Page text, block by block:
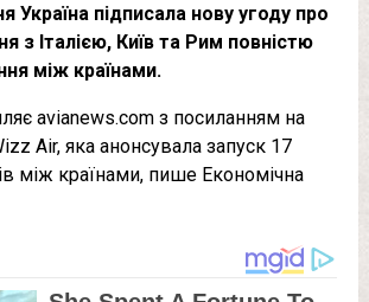
Україна підписала нову угоду про
з Італією, Київ та Рим повністю
між країнами.
avianews.com з посиланням на
Air, яка анонсувала запуск 17
між країнами, пише Економічна